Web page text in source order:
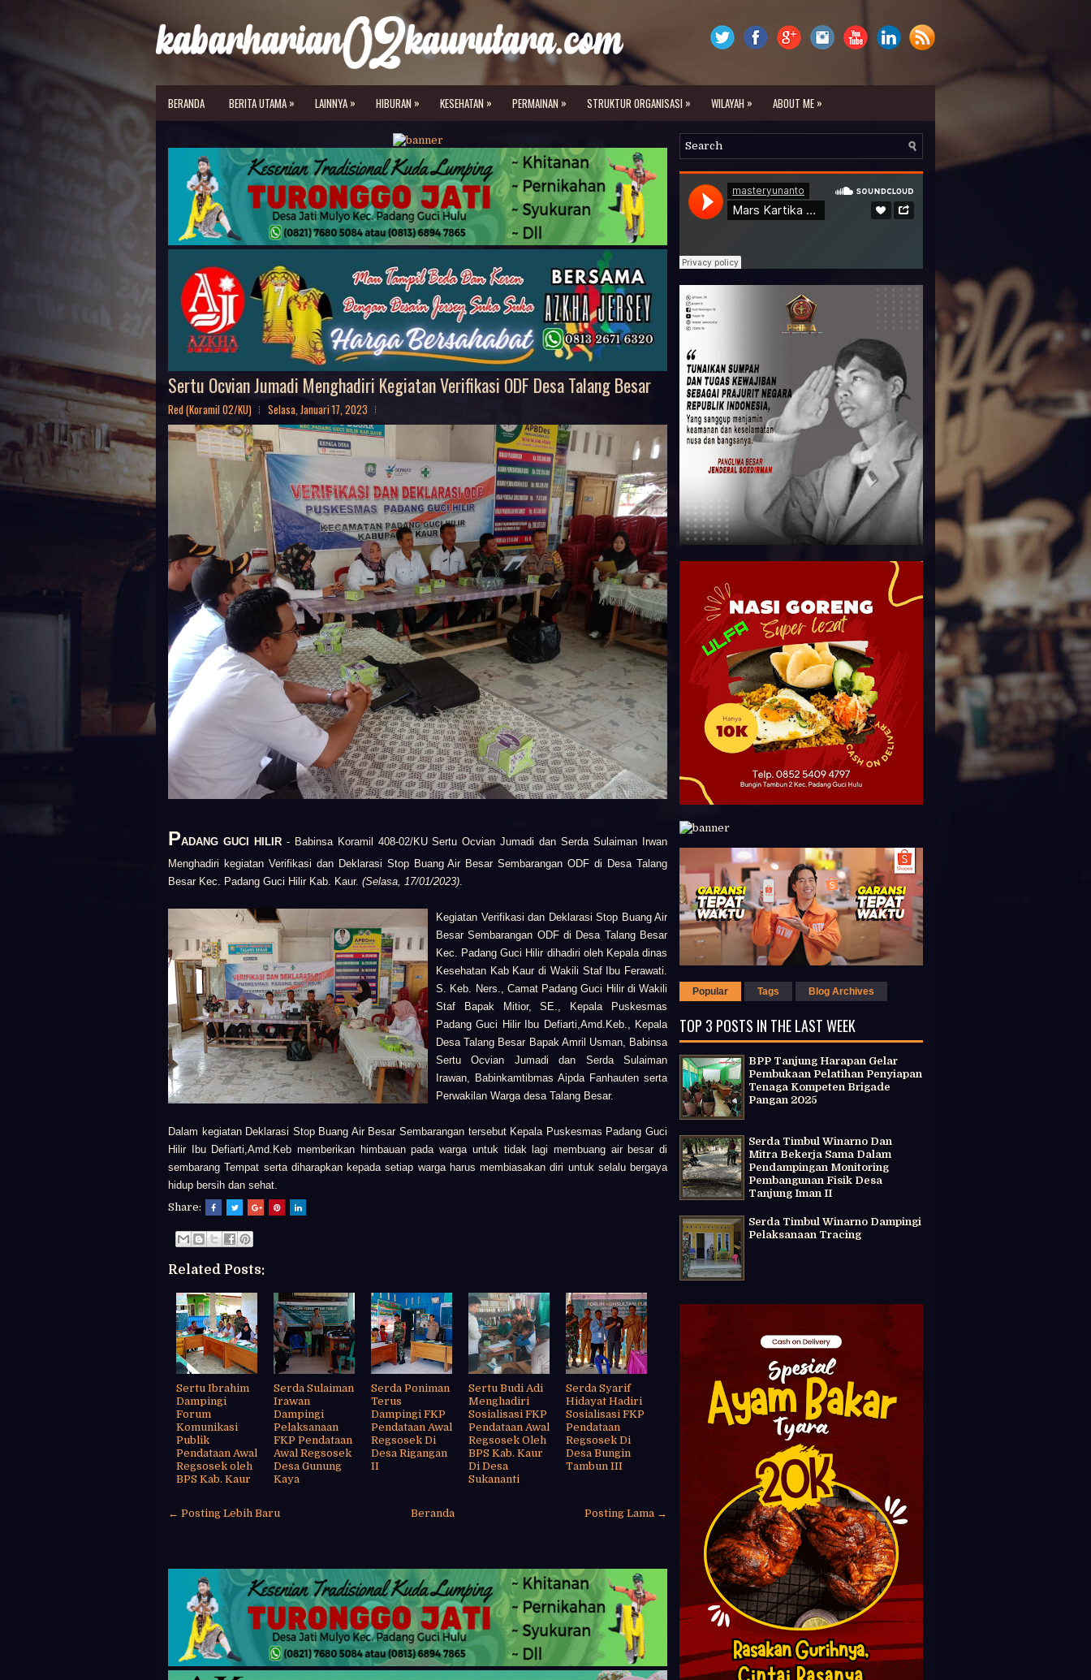
BERANDA BERITA UTAMA » LAINNYA » HIBURAN » KESEHATAN » PERMAINAN » STRUKTUR ORGANISASI » WILAYAH » ABOUT ME »
Sertu Ocvian Jumadi Menghadiri Kegiatan Verifikasi ODF Desa Talang Besar
Red (Koramil 02/KU) Selasa, Januari 17, 2023
PADANG GUCI HILIR- Babinsa Koramil 408-02/KU Sertu Ocvian Jumadi dan Serda Sulaiman Irwan
Menghadiri kegiatan Verifikasi dan Deklarasi Stop Buang Air Besar Sembarangan ODF di Desa Talang
Besar Kec. Padang Guci Hilir Kab. Kaur. (Selasa, 17/01/2023).
Kegiatan Verifikasi dan Deklarasi Stop Buang Air
Besar Sembarangan ODF di Desa Talang Besar
Kec. Padang Guci Hilir dihadiri oleh Kepala dinas
Kesehatan Kab Kaur di Wakili Staf Ibu Ferawati.
S. Keb. Ners., Camat Padang Guci Hilir di Wakili
Staf Bapak Mitior, SE., Kepala Puskesmas
Padang Guci Hilir Ibu Defiarti,Amd.Keb., Kepala
Desa Talang Besar Bapak Amril Usman, Babinsa
Sertu Ocvian Jumadi dan Serda Sulaiman
Irawan, Babinkamtibmas Aipda Fanhauten serta
Perwakilan Warga desa Talang Besar.
Dalam kegiatan Deklarasi Stop Buang Air Besar Sembarangan tersebut Kepala Puskesmas Padang Guci
Hilir Ibu Defiarti,Amd.Keb memberikan himbauan pada warga untuk tidak lagi membuang air besar di
sembarang Tempat serta diharapkan kepada setiap warga harus membiasakan diri untuk selalu bergaya
hidup bersih dan sehat.
Share:
Related Posts:
Sertu Ibrahim
Dampingi
Forum
Komunikasi
Publik
Pendataan Awal
Regsosek oleh
BPS Kab. Kaur
Serda Sulaiman
Irawan
Dampingi
Pelaksanaan
FKP Pendataan
Awal Regsosek
Desa Gunung
Kaya
Serda Poniman
Terus
Dampingi FKP
Pendataan Awal
Regsosek Di
Desa Rigangan
II
Sertu Budi Adi
Menghadiri
Sosialisasi FKP
Pendataan Awal
Regsosek Oleh
BPS Kab. Kaur
Di Desa
Sukananti
Serda Syarif
Hidayat Hadiri
Sosialisasi FKP
Pendataan
Regsosek Di
Desa Bungin
Tambun III
← Posting Lebih Baru Posting Lama →
Beranda
Popular Tags Blog Archives
TOP 3 POSTS IN THE LAST WEEK
BPP Tanjung Harapan Gelar
Pembukaan Pelatihan Penyiapan
Tenaga Kompeten Brigade
Pangan 2025
Serda Timbul Winarno Dan
Mitra Bekerja Sama Dalam
Pendampingan Monitoring
Pembangunan Fisik Desa
Tanjung Iman II
Serda Timbul Winarno Dampingi
Pelaksanaan Tracing